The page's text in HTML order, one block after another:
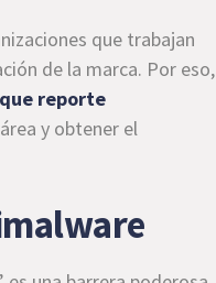
que trabajan
de la marca. Por eso,
reporte
y obtener el